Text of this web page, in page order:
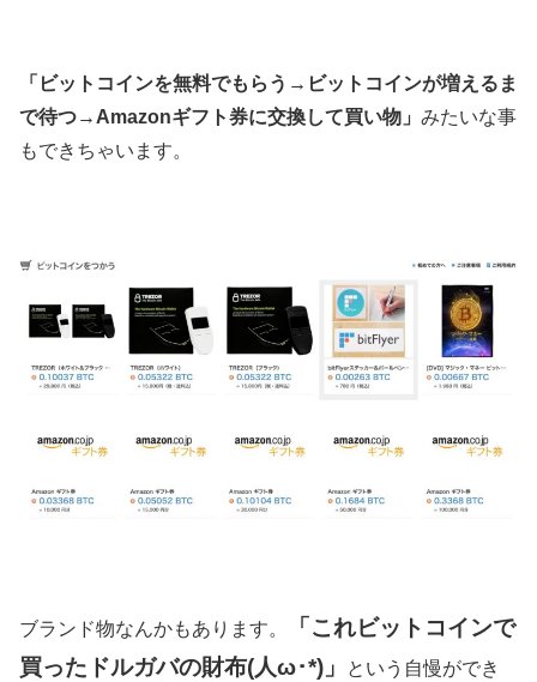
「ビットコインを無料でもらう→ビットコインが増えるま
で待つ→Amazonギフト券に交換して買い物」 みたいな事
もできちゃいます。
ブランド物なんかもあります。
「これビットコインで
買ったドルガバの財布(人ω･*)」
という自慢ができ